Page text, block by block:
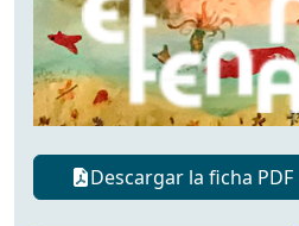
Descargar la ficha PDF